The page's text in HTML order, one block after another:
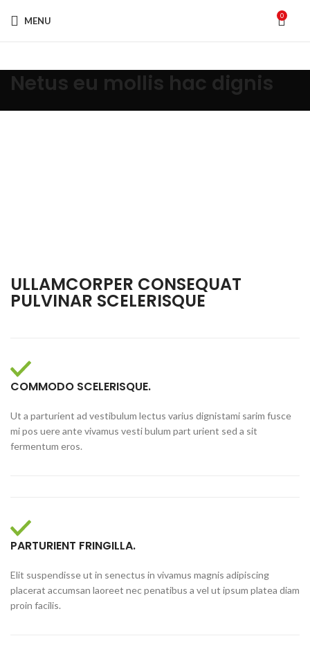
MENU 0
Netus eu mollis hac dignis
ULLAMCORPER CONSEQUAT
PULVINAR SCELERISQUE
COMMODO SCELERISQUE.
Ut a parturient ad vestibulum lectus varius dignistami sarim fusce
mi pos uere ante vivamus vesti bulum part urient sed a sit
fermentum eros.
PARTURIENT FRINGILLA.
Elit suspendisse ut in senectus in vivamus magnis adipiscing
placerat accumsan laoreet nec penatibus a vel ut ipsum platea diam
proin facilis.